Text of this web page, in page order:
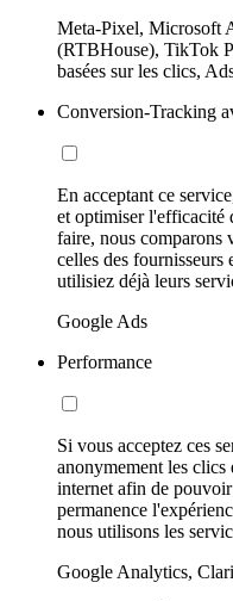
Meta-Pixel, Microsoft
(RTBHouse), TikTok
basées sur les clics,
Conversion-Tracking
En acceptant ce
et optimiser l'efficacité
faire, nous comparons
celles des fournisseurs
utilisiez déjà leurs
Google Ads
Performance
Si vous acceptez ces
anonymement les clics
internet afin de
permanence
nous utilisons les
Google Analytics,